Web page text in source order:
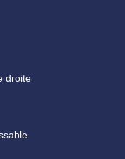
droite